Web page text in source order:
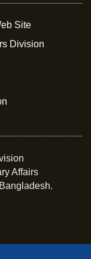
Site
Division
Affairs